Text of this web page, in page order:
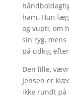
ham. Hun
og vupti, om
sin ryg,
på udkig
Den lille,
Jensen er
ikke rundt på